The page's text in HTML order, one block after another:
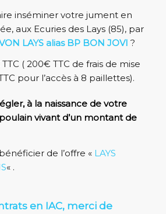
inséminer votre jument en
aux Ecuries des Lays (85), par
LAYS alias BP BON JOVI ?
( 200€ TTC de frais de mise
pour l’accès à 8 paillettes).
à la naissance de votre
vivant d’un montant de
de l’offre « LAYS
« .
en IAC, merci de